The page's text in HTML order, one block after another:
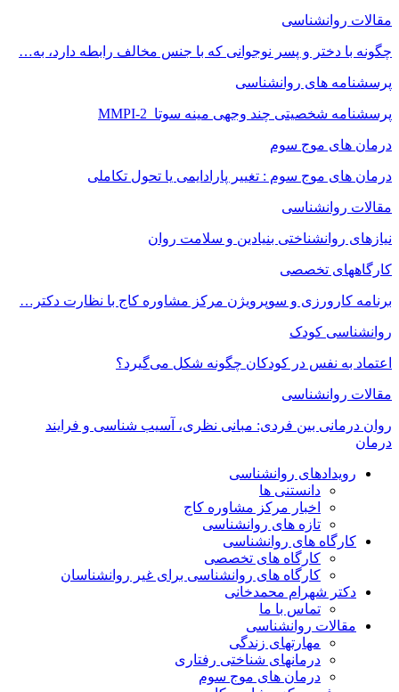
مقالات روانشناسی
چگونه با دختر و پسر نوجوانی که با جنس مخالف رابطه دارد، به…
پرسشنامه های روانشناسی
پرسشنامه شخصیتی چند وجهی مینه سوتا MMPI-2
درمان های موج سوم
درمان های موج سوم : تغییر پارادایمی یا تحول تکاملی
مقالات روانشناسی
نیازهای روانشناختی بنیادین و سلامت روان
کارگاههای تخصصی
برنامه کارورزی و سوپرویژن مرکز مشاوره کاج با نظارت دکتر…
روانشناسی کودک
اعتماد به‌ نفس در کودکان چگونه شکل می‌گیرد؟
مقالات روانشناسی
روان درمانی بین فردی: مبانی نظری، آسیب شناسی و فرایند
درمان
رویدادهای روانشناسی
دانستنی ها
اخبار مرکز مشاوره کاج
تازه های روانشناسی
کارگاه های روانشناسی
کارگاه های تخصصی
کارگاه های روانشناسی برای غیر روانشناسان
دکتر شهرام محمدخانی
تماس با ما
مقالات روانشناسی
مهارتهای زندگی
درمانهای شناختی رفتاری
درمان های موج سوم